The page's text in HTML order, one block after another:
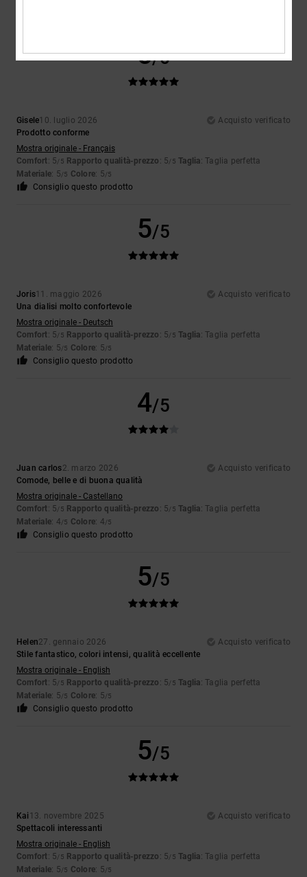
5/5
Gisele10. luglio 2026
Acquisto verificato
Prodotto conforme
Mostra originale - Français
Comfort: 5/5 Rapporto qualità-prezzo : 5/5 Taglia: Taglia perfetta
Materiale: 5/5 Colore: 5/5
Consiglio questo prodotto
5/5
Joris11. maggio 2026
Acquisto verificato
Una dialisi molto confortevole
Mostra originale - Deutsch
Comfort: 5/5 Rapporto qualità-prezzo : 5/5 Taglia: Taglia perfetta
Materiale: 5/5 Colore: 5/5
Consiglio questo prodotto
4/5
Juan carlos2. marzo 2026
Acquisto verificato
Comode, belle e di buona qualità
Mostra originale - Castellano
Comfort: 5/5 Rapporto qualità-prezzo : 5/5 Taglia: Taglia perfetta
Materiale: 4/5 Colore: 4/5
Consiglio questo prodotto
5/5
Helen27. gennaio 2026
Acquisto verificato
Stile fantastico, colori intensi, qualità eccellente
Mostra originale - English
Comfort: 5/5 Rapporto qualità-prezzo : 5/5 Taglia: Taglia perfetta
Materiale: 5/5 Colore: 5/5
Consiglio questo prodotto
5/5
Kai 13. novembre 2025
Acquisto verificato
Spettacoli interessanti
Mostra originale - English
Comfort: 5/5 Rapporto qualità-prezzo : 5/5 Taglia: Taglia perfetta
Materiale: 5/5 Colore: 5/5